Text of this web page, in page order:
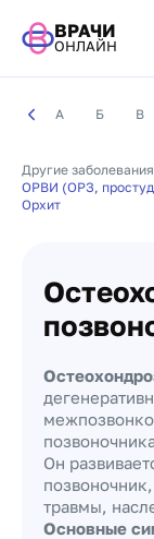
ВРАЧИ
ОНЛАЙН
А Б В
Другие
ОРВИ (ОРЗ,
Орхит
Он
травмы,
Основные